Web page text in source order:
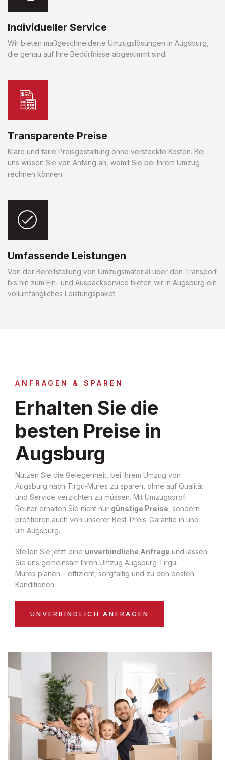
Individueller Service
Wir bieten maßgeschneiderte Umzugslösungen in Augsburg,
die genau auf Ihre Bedürfnisse abgestimmt sind.
Transparente Preise
Klare und faire Preisgestaltung ohne versteckte Kosten. Bei
uns wissen Sie von Anfang an, womit Sie bei Ihrem Umzug
rechnen können.
Umfassende Leistungen
Von der Bereitstellung von Umzugsmaterial über den Transport
bis hin zum Ein- und Auspackservice bieten wir in Augsburg ein
vollumfängliches Leistungspaket.
ANFRAGEN & SPAREN
Erhalten Sie die
besten Preise in
Augsburg
Nutzen Sie die Gelegenheit, bei Ihrem Umzug von
Augsburg nach Tirgu-Mures zu sparen, ohne auf Qualität
und Service verzichten zu müssen. Mit Umzugsprofi
Reuter erhalten Sie nicht nur günstige Preise , sondern
profitieren auch von unserer Best-Preis-Garantie in und
um Augsburg.
Stellen Sie jetzt eine unverbindliche Anfrage und lassen
Sie uns gemeinsam Ihren Umzug Augsburg Tirgu-
Mures planen – effizient, sorgfältig und zu den besten
Konditionen:
UNVERBINDLICH ANFRAGEN